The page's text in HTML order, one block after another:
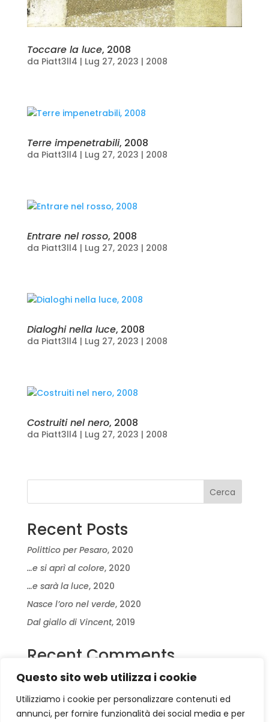
Questo sito web utilizza i cookie
Utilizziamo i cookie per personalizzare contenuti ed
annunci, per fornire funzionalità dei social media e per
Toccare la luce, 2008
da Piatt3ll4 | Lug 27, 2023 | 2008
Terre impenetrabili, 2008
da Piatt3ll4 | Lug 27, 2023 | 2008
Entrare nel rosso, 2008
da Piatt3ll4 | Lug 27, 2023 | 2008
Dialoghi nella luce, 2008
da Piatt3ll4 | Lug 27, 2023 | 2008
Costruiti nel nero, 2008
da Piatt3ll4 | Lug 27, 2023 | 2008
Cerca
Recent Posts
Polittico per Pesaro, 2020
…e si aprì al colore, 2020
…e sarà la luce, 2020
Nasce l’oro nel verde, 2020
Dal giallo di Vincent, 2019
Recent Comments
Nessun commento da mostrare.